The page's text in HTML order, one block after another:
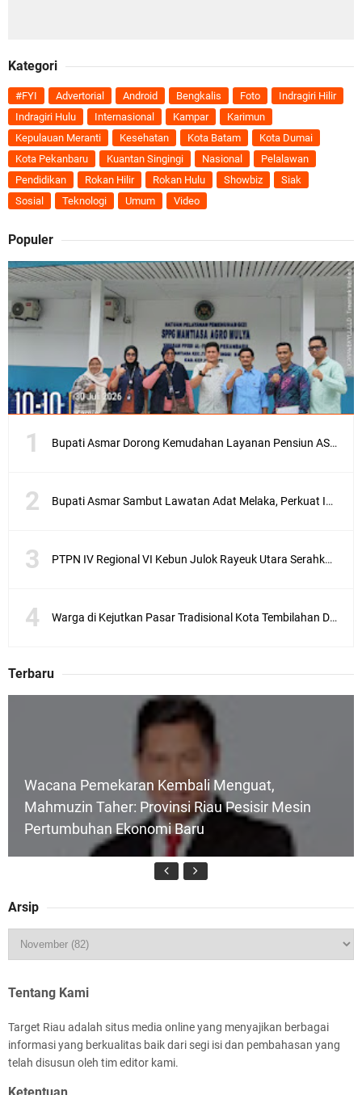
Kategori
#FYI Advertorial Android Bengkalis Foto
Indragiri Hilir
Indragiri Hulu
Internasional Kampar
Karimun
Kepulauan Meranti
Kesehatan Kota Batam
Kota Dumai
Kota Pekanbaru
Kuantan Singingi Nasional
Pelalawan
Pendidikan
Rokan Hilir Rokan Hulu Showbiz
Siak
Sosial
Teknologi Umum Video
Populer
Bupati Asmar Dorong Kemudahan Layanan Pensiun ASN melalui Sinergi dengan BRK Syariah
Bupati Asmar Sambut Lawatan Adat Melaka, Perkuat Ikatan Serumpun Indonesia–Malaysia di Kepulauan Meranti
PTPN IV Regional VI Kebun Julok Rayeuk Utara Serahkan Bantuan Mesin Genset untuk Dayah Darul Fata
Warga di Kejutkan Pasar Tradisional Kota Tembilahan Dilalap Api Dini Hari
Terbaru
Wacana Pemekaran Kembali Menguat,
Mahmuzin Taher: Provinsi Riau Pesisir Mesin
Pertumbuhan Ekonomi Baru
HUT IBI Ke-75, Bupati Asmar: Bidan Garda
2045
Arsip
Tentang Kami
Target Riau adalah situs media online yang menyajikan berbagai
informasi yang berkualitas baik dari segi isi dan pembahasan yang
telah disusun oleh tim editor kami.